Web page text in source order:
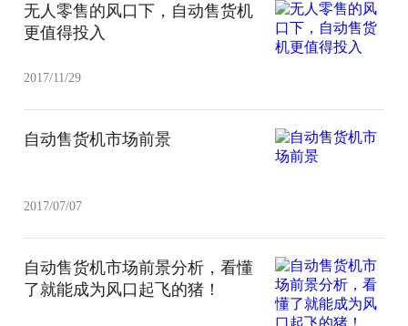
无人零售的风口下，自动售货机
更值得投入
2017/11/29
自动售货机市场前景
2017/07/07
自动售货机市场前景分析，看懂
了就能成为风口起飞的猪！